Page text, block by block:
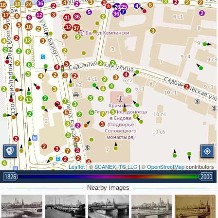
2
4
3
2
2
4
4
3
3
7 5
3
5
2
2
2
2
2
13
2
5
2
6
2
4
3
2
7
4
11
3
4
2
2
3
3
3
13
2
2
2
2
4
2
2
2
4 2
5 10
12
3
8
2
6
4
3
3
2
2
7
5
3
2
2
3
4
2
5
2
9
2 2
36
2
5
36
3
2
41
37
32
2
12 3
2
6
8
36
24 2
4
26
2
2
3
6
4
25
7
3
2
2
2
18
10
17
5
Leaflet| ©SCANEX ITC LLC | ©OpenStreetMapcontributors
1826 2000
Nearby images